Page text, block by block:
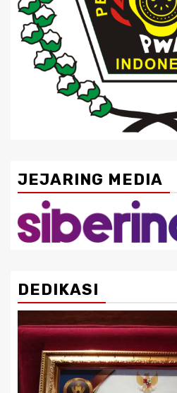
JEJARING MEDIA
DEDIKASI